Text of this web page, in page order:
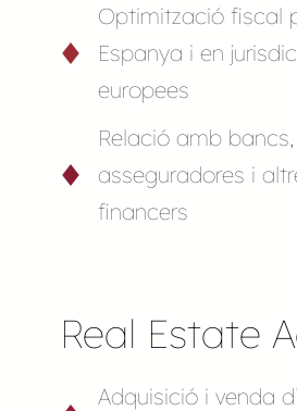
Optimització fiscal
Espanya i en
europees
Relació amb bancs,
asseguradores i
financers
Real Estate
Adquisició i venda